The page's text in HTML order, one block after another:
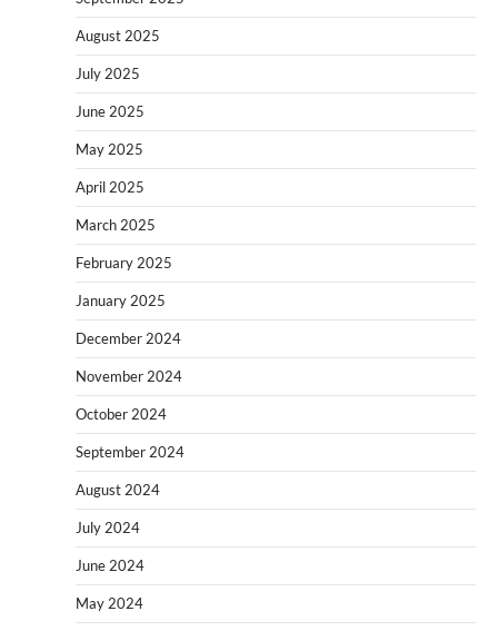
August 2025
July 2025
June 2025
May 2025
April 2025
March 2025
February 2025
January 2025
December 2024
November 2024
October 2024
September 2024
August 2024
July 2024
June 2024
May 2024